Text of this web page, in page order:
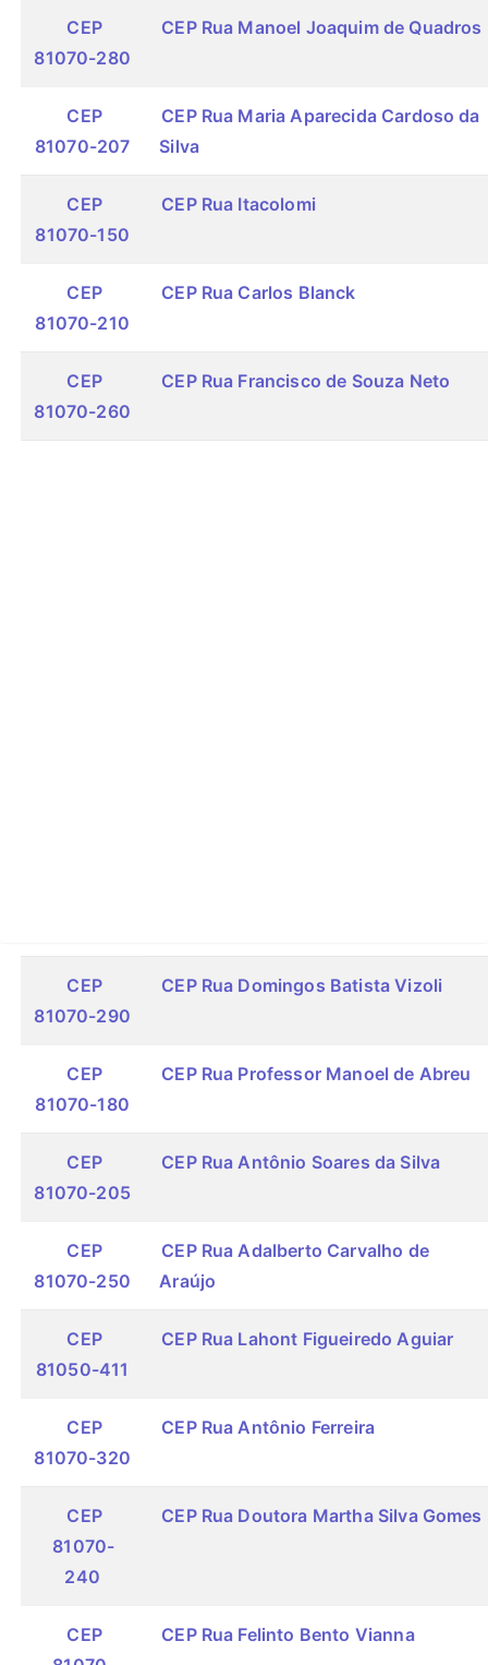
CEP
81070-280
CEP Rua Manoel Joaquim de Quadros
CEP
81070-207
CEP Rua Maria Aparecida Cardoso da
Silva
CEP
81070-150
CEP Rua Itacolomi
CEP
81070-210
CEP Rua Carlos Blanck
CEP
81070-260
CEP Rua Francisco de Souza Neto
CEP
81070-290
CEP Rua Domingos Batista Vizoli
CEP
81070-180
CEP Rua Professor Manoel de Abreu
CEP
81070-205
CEP Rua Antônio Soares da Silva
CEP
81070-250
CEP Rua Adalberto Carvalho de
Araújo
CEP
81050-411
CEP Rua Lahont Figueiredo Aguiar
CEP
81070-320
CEP Rua Antônio Ferreira
CEP
81070-
240
CEP Rua Doutora Martha Silva Gomes
CEP
CEP Rua Felinto Bento Vianna